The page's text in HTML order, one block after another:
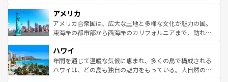
ンツ一覧を参照してほしい。
の建物がそのまま残る町や、スイスならではのユニークな
博物館もあり、アルプス観光だけでなく町歩きも満喫する
ことができる。国民の所得が高いため物価も高いが、旅行
ば市内交通費無料で観光を楽しむこともできる。 なお、新
着のスイス情報はコンテンツ一覧 を参照してほしい。
アメリカ
アメリカ合衆国は、広大な土地と多様な文化が魅力の国。
東海岸の都市部から西海岸のカリフォルニアまで、訪れる
のような巨大都市は、観光、ショッピング、エンターテイ
ンメントが詰まった刺激的なスポットだ。一方、アメリカ
西部には大自然が広がり、グランドキャニオンやイエロー
ハワイ
年間を通じて温暖な気候に恵まれ、多くの島で構成される
ハワイは、どの島も独自の魅力をもっている。大自然の神